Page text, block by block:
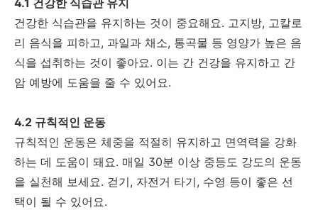
4.1 건강한 식습관 유지
건강한 식습관을 유지하는 것이 중요해요. 고지방, 고칼로
리 음식을 피하고, 과일과 채소, 통곡물 등 영양가 높은 음
식을 섭취하는 것이 좋아요. 이는 간 건강을 유지하고 간
암 예방에 도움을 줄 수 있어요.
4.2 규칙적인 운동
규칙적인 운동은 체중을 적절히 유지하고 면역력을 강화
하는 데 도움이 돼요. 매일 30분 이상 중등도 강도의 운동
을 실천해 보세요. 걷기, 자전거 타기, 수영 등이 좋은 선
택이 될 수 있어요.